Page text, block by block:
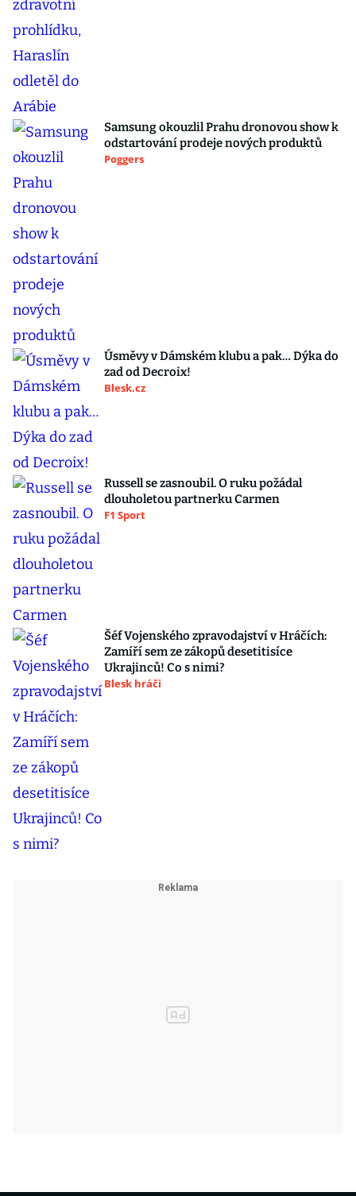
Samsung okouzlil Prahu dronovou show k
odstartování prodeje nových produktů
Poggers
Úsměvy v Dámském klubu a pak… Dýka do
zad od Decroix!
Blesk.cz
Russell se zasnoubil. O ruku požádal
dlouholetou partnerku Carmen
F1 Sport
Šéf Vojenského zpravodajství v Hráčích:
Zamíří sem ze zákopů desetitisíce
Ukrajinců! Co s nimi?
Blesk hráči